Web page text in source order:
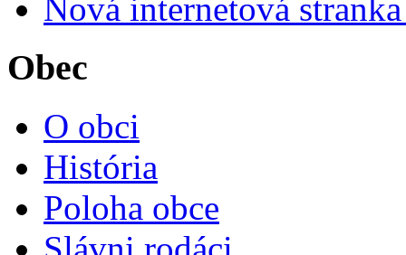
Nová internetová
Obec
O obci
História
Poloha obce